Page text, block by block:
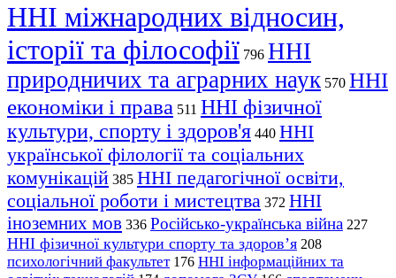
ННІ міжнародних відносин,
історії та філософії 796 ННІ
природничих та аграрних наук 570 ННІ
економіки і права 511 ННІ фізичної
культури, спорту і здоров'я 440 ННІ
української філології та соціальних
комунікацій 385 ННІ педагогічної освіти,
соціальної роботи і мистецтва 372 ННІ
іноземних мов 336 Російсько-українська війна 227
ННІ фізичної культури спорту та здоров’я 208
психологічний факультет 176 ННІ інформаційних та